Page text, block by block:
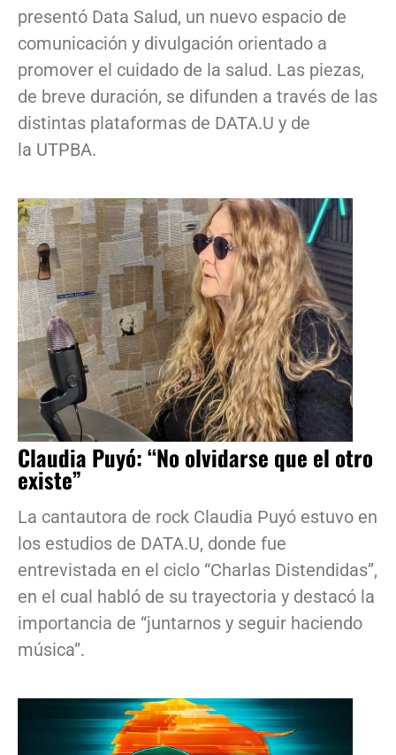
presentó Data Salud, un nuevo espacio de
comunicación y divulgación orientado a
promover el cuidado de la salud. Las piezas,
de breve duración, se difunden a través de las
distintas plataformas de DATA.U y de
la UTPBA.
Claudia Puyó: “No olvidarse que el otro
existe”
La cantautora de rock Claudia Puyó estuvo en
los estudios de DATA.U, donde fue
entrevistada en el ciclo “Charlas Distendidas”,
en el cual habló de su trayectoria y destacó la
importancia de “juntarnos y seguir haciendo
música”.